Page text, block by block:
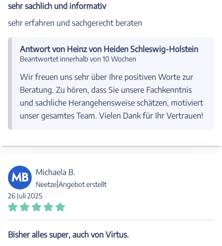
sehr sachlich und informativ
sehr erfahren und sachgerecht beraten
Antwort von Heinz von Heiden Schleswig-Holstein
Beantwortet innerhalb von 10 Wochen
Wir freuen uns sehr über Ihre positiven Worte zur
Beratung. Zu hören, dass Sie unsere Fachkenntnis
und sachliche Herangehensweise schätzen, motiviert
unser gesamtes Team. Vielen Dank für Ihr Vertrauen!
MB Michaela B.
Neetze|Angebot erstellt
26 Juli 2025
Bisher alles super, auch von Virtus.